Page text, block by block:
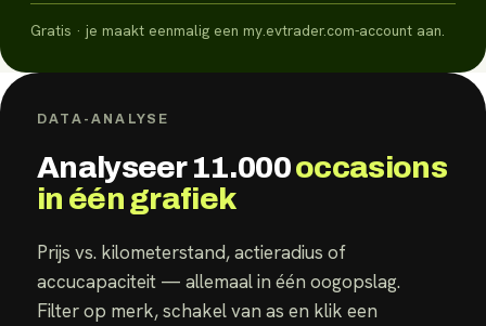
Gratis · je maakt eenmalig een my.evtrader.com-account aan.
DATA-ANALYSE
Analyseer11.000occasions
in één grafiek
Prijs vs. kilometerstand, actieradius of
accucapaciteit — allemaal in één oogopslag.
Filter op merk, schakel van as en klik een